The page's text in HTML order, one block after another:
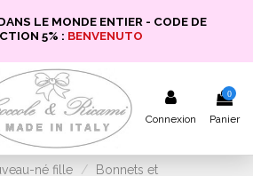
LE MONDE ENTIER - CODE DE
5% : BENVENUTO
Connexion
0
Panier
né fille
Bonnets et